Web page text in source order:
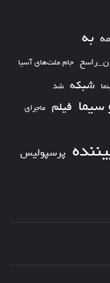
به
جام ملت‌های آسیا
شبکه شد
فیلم ماجرای
پرسپولیس